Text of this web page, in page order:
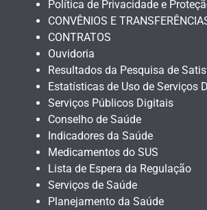
Política de Privacidade e
CONVÊNIOS E
CONTRATOS
Ouvidoria
Resultados da Pesquisa de
Estatísticas de Uso de Serviços
Serviços Públicos Digitais
Conselho de Saúde
Indicadores da Saúde
Medicamentos do SUS
Lista de Espera da Regulação
Serviços de Saúde
Planejamento da Saúde